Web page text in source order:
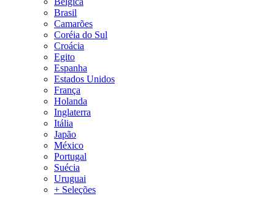
Brasil
Camarões
Coréia do Sul
Croácia
Egito
Espanha
Estados Unidos
França
Holanda
Inglaterra
Itália
Japão
México
Portugal
Suécia
Uruguai
+ Seleções